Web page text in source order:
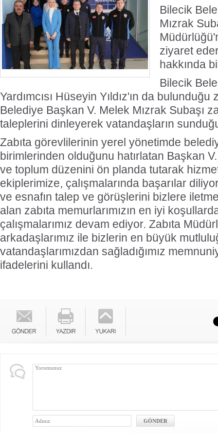
Bilecik
Mızrak
ziyaret
hakkında
Bilecik
Yardımcısı Hüseyin Yıldız'ın da
Belediye Başkan V. Melek Mızrak Subaşı
taleplerini dinleyerek vatandaşların
Zabıta görevlilerinin yerel yönetimde
birimlerinden olduğunu hatırlatan Başkan V.
ve toplum düzenini ön planda tutarak
ekiplerimize, çalışmalarında başarılar
ve esnafın talep ve görüşlerini bizlere
alan zabıta memurlarımızın en iyi
çalışmalarımız devam ediyor. Zabıta
arkadaşlarımız ile bizlerin en büyük
vatandaşlarımızdan sağladığımız
ifadelerini kullandı.